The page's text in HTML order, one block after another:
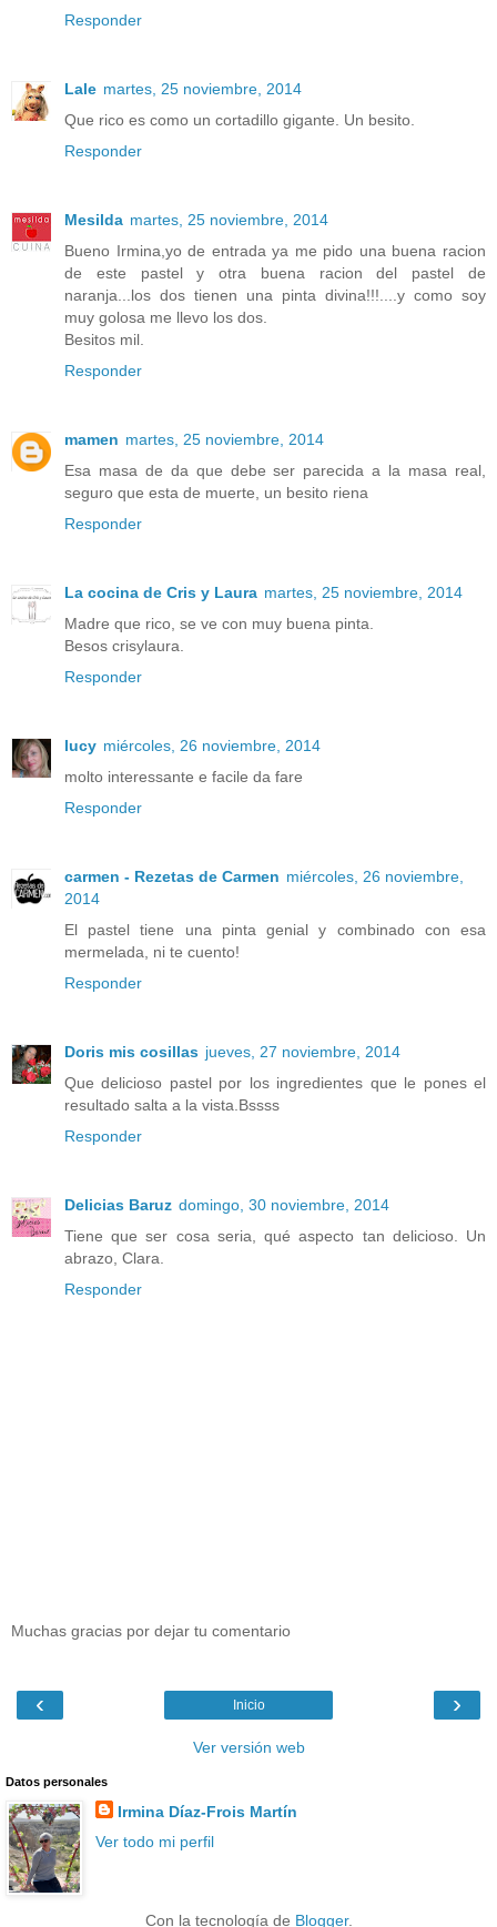
Responder
Lale martes, 25 noviembre, 2014
Que rico es como un cortadillo gigante. Un besito.
Responder
Mesilda martes, 25 noviembre, 2014
Bueno Irmina,yo de entrada ya me pido una buena racion
de este pastel y otra buena racion del pastel de
naranja...los dos tienen una pinta divina!!!....y como soy
muy golosa me llevo los dos.
Besitos mil.
Responder
mamen martes, 25 noviembre, 2014
Esa masa de da que debe ser parecida a la masa real,
seguro que esta de muerte, un besito riena
Responder
La cocina de Cris y Laura martes, 25 noviembre, 2014
Madre que rico, se ve con muy buena pinta.
Besos crisylaura.
Responder
lucy miércoles, 26 noviembre, 2014
molto interessante e facile da fare
Responder
carmen - Rezetas de Carmen miércoles, 26 noviembre,
2014
El pastel tiene una pinta genial y combinado con esa
mermelada, ni te cuento!
Responder
Doris mis cosillas jueves, 27 noviembre, 2014
Que delicioso pastel por los ingredientes que le pones el
resultado salta a la vista.Bssss
Responder
Delicias Baruz domingo, 30 noviembre, 2014
Tiene que ser cosa seria, qué aspecto tan delicioso. Un
abrazo, Clara.
Responder
Muchas gracias por dejar tu comentario
‹ ›
Inicio
Ver versión web
Datos personales
Irmina Díaz-Frois Martín
Ver todo mi perfil
Con la tecnología de Blogger.